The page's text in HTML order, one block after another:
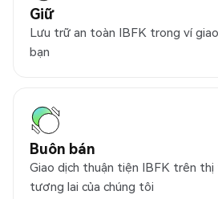
Giữ
Lưu trữ an toàn IBFK trong ví
bạn
Buôn bán
Giao dịch thuận tiện IBFK trên
tương lai của chúng tôi